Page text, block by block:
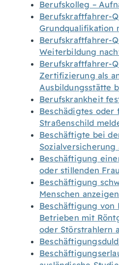
Berufskolleg –
Berufskraftfahrer-
Grundqualifikation
Berufskraftfahrer-
Weiterbildung
Berufskraftfahrer-
Zertifizierung als
Ausbildungsstätte
Berufskrankheit
Beschädigtes oder
Straßenschild
Beschäftigte bei
Sozialversicherung
Beschäftigung
oder stillenden
Beschäftigung
Menschen anzeigen
Beschäftigung von
Betrieben mit
oder Störstrahlern